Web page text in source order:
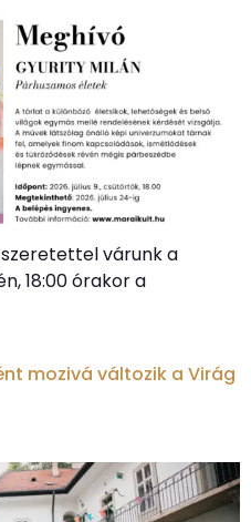
várunk a
18:00 órakor a
mozivá változik a Virág